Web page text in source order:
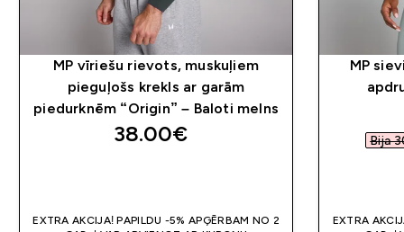
MP vīriešu rievots, muskuļiem
pieguļošs krekls ar garām
piedurknēm “Origin” – Baloti melns
38.00€‎
EXTRA AKCIJA! PAPILDU -5% APĢĒRBAM NO 2
MP
Bija
EXTRA